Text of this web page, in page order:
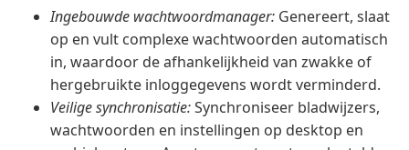
Ingebouwde wachtwoordmanager: Genereert, slaat
op en vult complexe wachtwoorden automatisch
in, waardoor de afhankelijkheid van zwakke of
hergebruikte inloggegevens wordt verminderd.
Veilige synchronisatie:Synchroniseer bladwijzers,
wachtwoorden en instellingen op desktop en